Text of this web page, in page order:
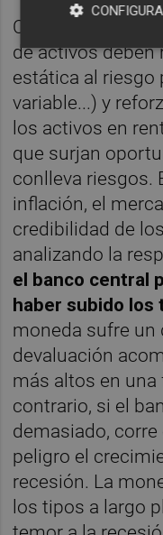
Creemos que, en
de activos
estática al riesgo
variable...) y
los activos en
que surjan
conlleva riesgos.
inflación, el
credibilidad de
analizando la
el banco central
haber subido
moneda sufre un
devaluación
más altos en una
contrario, si el
demasiado,
peligro el
recesión. La
los tipos a largo